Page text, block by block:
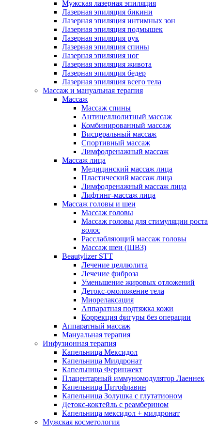
Мужская лазерная эпиляция
Лазерная эпиляция бикини
Лазерная эпиляция интимных зон
Лазерная эпиляция подмышек
Лазерная эпиляция рук
Лазерная эпиляция спины
Лазерная эпиляция ног
Лазерная эпиляция живота
Лазерная эпиляция бедер
Лазерная эпиляция всего тела
Массаж и мануальная терапия
Массаж
Массаж спины
Антицеллюлитный массаж
Комбинированный массаж
Висцеральный массаж
Спортивный массаж
Лимфодренажный массаж
Массаж лица
Медицинский массаж лица
Пластический массаж лица
Лимфодренажный массаж лица
Лифтинг-массаж лица
Массаж головы и шеи
Массаж головы
Массаж головы для стимуляции роста
волос
Расслабляющий массаж головы
Массаж шеи (ШВЗ)
Beautylizer STT
Лечение целлюлита
Лечение фиброза
Уменьшение жировых отложений
Детокс-омоложение тела
Миорелаксация
Аппаратная подтяжка кожи
Коррекция фигуры без операции
Аппаратный массаж
Мануальная терапия
Инфузионная терапия
Капельница Мексидол
Капельница Милдронат
Капельница Феринжект
Плацентарный иммуномодулятор Лаеннек
Капельница Цитофлавин
Капельница Золушка с глутатионом
Детокс-коктейль с реамберином
Капельница мексидол + милдронат
Мужская косметология